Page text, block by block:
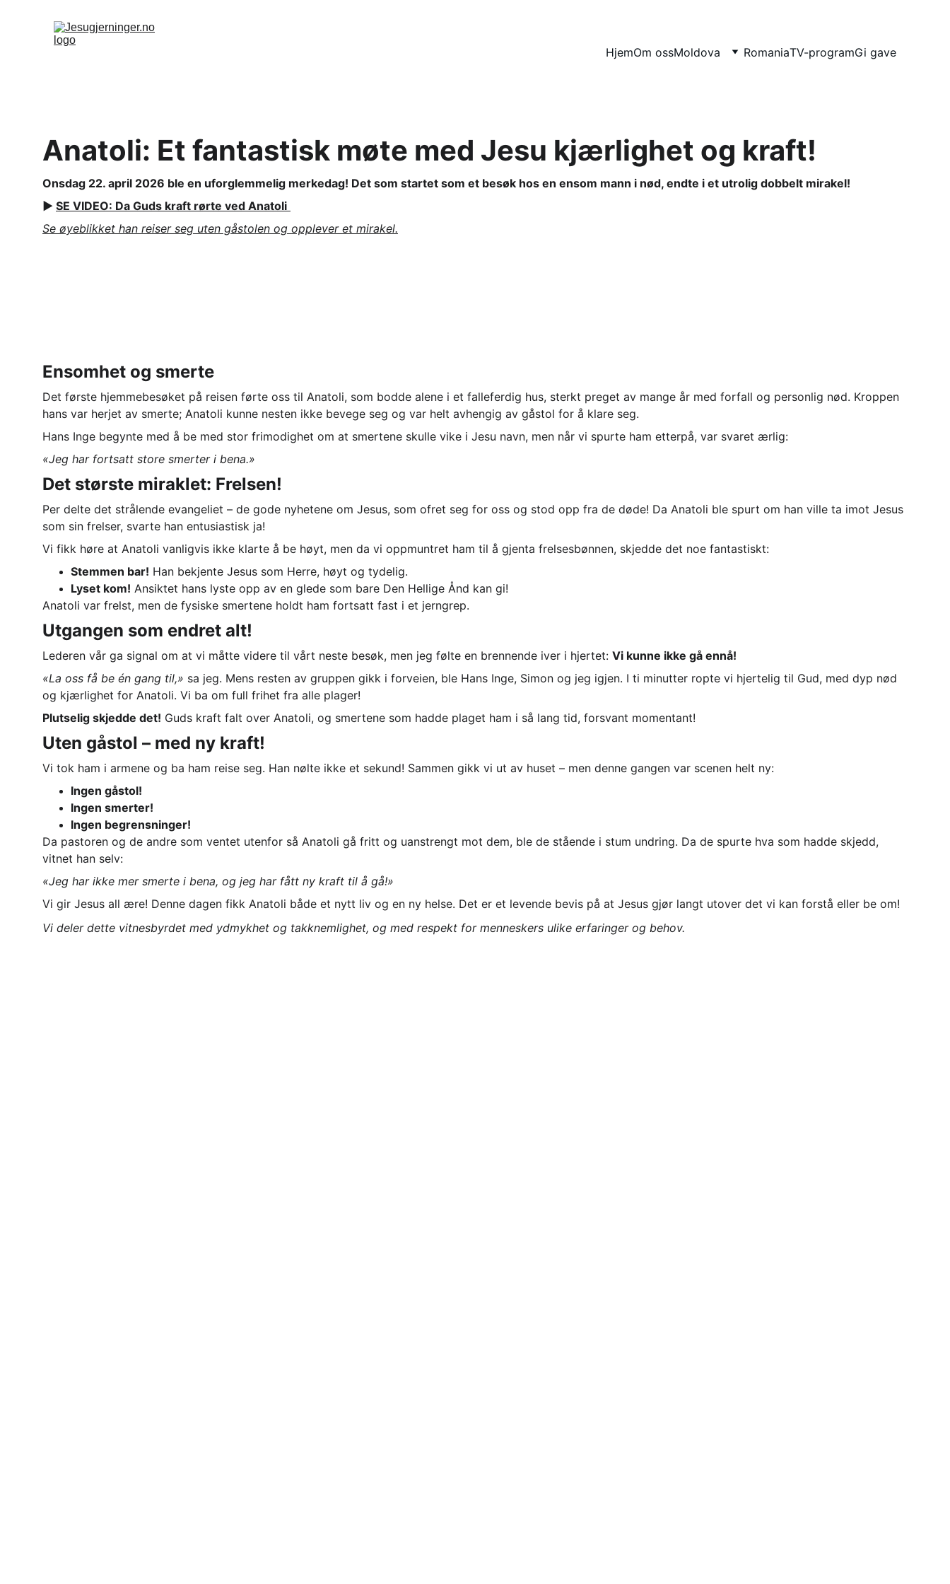
HjemOm ossMoldova RomaniaTV-programGi gave
Ensomhet og smerte
Det første hjemmebesøket på reisen førte oss til Anatoli, som bodde alene i et falleferdig hus, sterkt preget av mange år med forfall og personlig nød. Kroppen
hans var herjet av smerte; Anatoli kunne nesten ikke bevege seg og var helt avhengig av gåstol for å klare seg.
Hans Inge begynte med å be med stor frimodighet om at smertene skulle vike i Jesu navn, men når vi spurte ham etterpå, var svaret ærlig:
«Jeg har fortsatt store smerter i bena.»
Det største miraklet: Frelsen!
Per delte det strålende evangeliet – de gode nyhetene om Jesus, som ofret seg for oss og stod opp fra de døde! Da Anatoli ble spurt om han ville ta imot Jesus
som sin frelser, svarte han entusiastisk ja!
Vi fikk høre at Anatoli vanligvis ikke klarte å be høyt, men da vi oppmuntret ham til å gjenta frelsesbønnen, skjedde det noe fantastiskt:
Stemmen bar! Han bekjente Jesus som Herre, høyt og tydelig.
Lyset kom! Ansiktet hans lyste opp av en glede som bare Den Hellige Ånd kan gi!
Anatoli var frelst, men de fysiske smertene holdt ham fortsatt fast i et jerngrep.
Utgangen som endret alt!
Lederen vår ga signal om at vi måtte videre til vårt neste besøk, men jeg følte en brennende iver i hjertet: Vi kunne ikke gå ennå!
«La oss få be én gang til,» sa jeg. Mens resten av gruppen gikk i forveien, ble Hans Inge, Simon og jeg igjen. I ti minutter ropte vi hjertelig til Gud, med dyp nød
og kjærlighet for Anatoli. Vi ba om full frihet fra alle plager!
Plutselig skjedde det! Guds kraft falt over Anatoli, og smertene som hadde plaget ham i så lang tid, forsvant momentant!
Uten gåstol – med ny kraft!
Vi tok ham i armene og ba ham reise seg. Han nølte ikke et sekund! Sammen gikk vi ut av huset – men denne gangen var scenen helt ny:
Ingen gåstol!
Ingen smerter!
Ingen begrensninger!
Da pastoren og de andre som ventet utenfor så Anatoli gå fritt og uanstrengt mot dem, ble de stående i stum undring. Da de spurte hva som hadde skjedd,
vitnet han selv:
«Jeg har ikke mer smerte i bena, og jeg har fått ny kraft til å gå!»
Vi gir Jesus all ære! Denne dagen fikk Anatoli både et nytt liv og en ny helse. Det er et levende bevis på at Jesus gjør langt utover det vi kan forstå eller be om!
Vi deler dette vitnesbyrdet med ydmykhet og takknemlighet, og med respekt for menneskers ulike erfaringer og behov.
Anatoli: Et fantastisk møte med Jesu kjærlighet og kraft!
Onsdag 22. april 2026 ble en uforglemmelig merkedag! Det som startet som et besøk hos en ensom mann i nød, endte i et utrolig dobbelt mirakel!
▶️ SE VIDEO: Da Guds kraft rørte ved Anatoli
Se øyeblikket han reiser seg uten gåstolen og opplever et mirakel.